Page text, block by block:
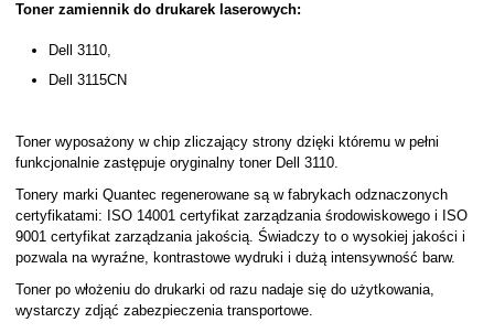
Toner zamiennik do drukarek laserowych:
Dell 3110,
Dell 3115CN
Toner wyposażony w chip zliczający strony dzięki któremu w pełni
funkcjonalnie zastępuje oryginalny toner Dell 3110.
Tonery marki Quantec regenerowane są w fabrykach odznaczonych
certyfikatami: ISO 14001 certyfikat zarządzania środowiskowego i ISO
9001 certyfikat zarządzania jakością. Świadczy to o wysokiej jakości i
pozwala na wyraźne, kontrastowe wydruki i dużą intensywność barw.
Toner po włożeniu do drukarki od razu nadaje się do użytkowania,
wystarczy zdjąć zabezpieczenia transportowe.